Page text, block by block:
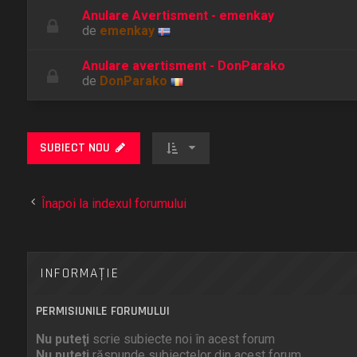
Anulare Avertisment - emenkay
de emenkay
Anulare avertisment - DonParako
de DonParako
SUBIECT NOU
Înapoi la indexul forumului
INFORMAŢIE
PERMISIUNILE FORUMULUI
Nu puteţi scrie subiecte noi în acest forum